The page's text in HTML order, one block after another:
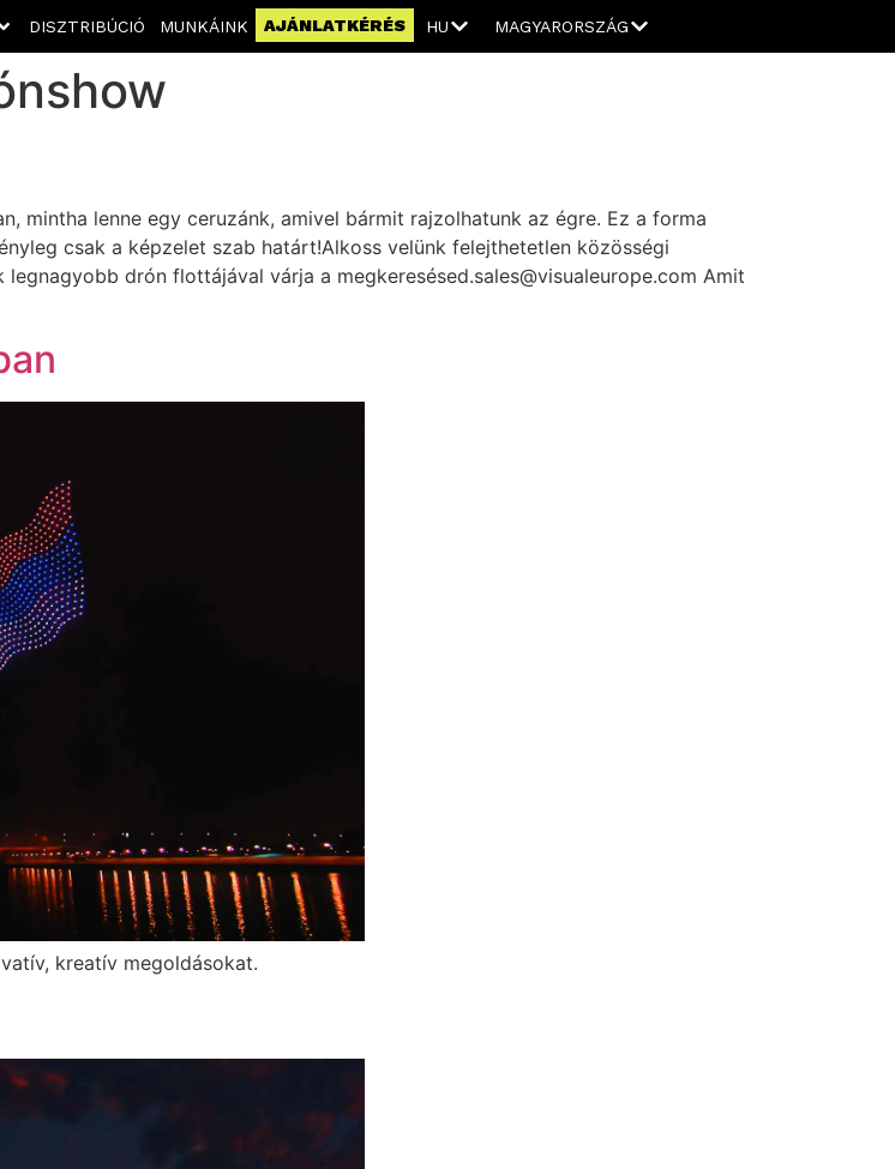
DISZTRIBÚCIÓ MUNKÁINK AJÁNLATKÉRÉS HU MAGYARORSZÁG
mintha lenne egy ceruzánk, amivel bármit rajzolhatunk az égre. Ez a forma
csak a képzelet szab határt!Alkoss velünk felejthetetlen közösségi
drón flottájával várja a megkeresésed.sales@visualeurope.com Amit
kreatív megoldásokat.